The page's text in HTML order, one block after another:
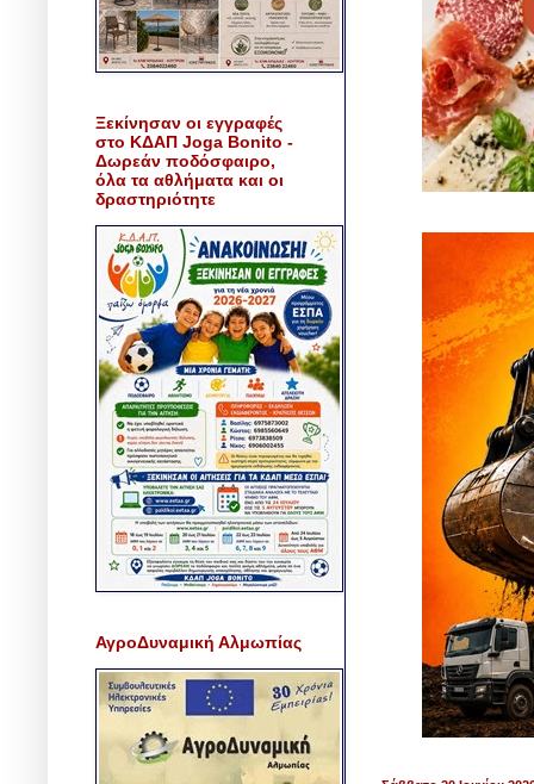
Ξεκίνησαν οι εγγραφές
στο ΚΔΑΠ Joga Bonito -
Δωρεάν ποδόσφαιρο,
όλα τα αθλήματα και οι
δραστηριότητε
ΑγροΔυναμική Αλμωπίας